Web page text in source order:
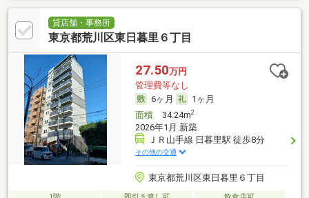
貸店舗・事務所
東京都荒川区東日暮里６丁目
27.50万円
管理費等なし
6ヶ月
1ヶ月
面積34.24m2
2026年1月 新築
ＪＲ山手線 日暮里駅 徒歩8分
その他の交通
東京都荒川区東日暮里６丁目